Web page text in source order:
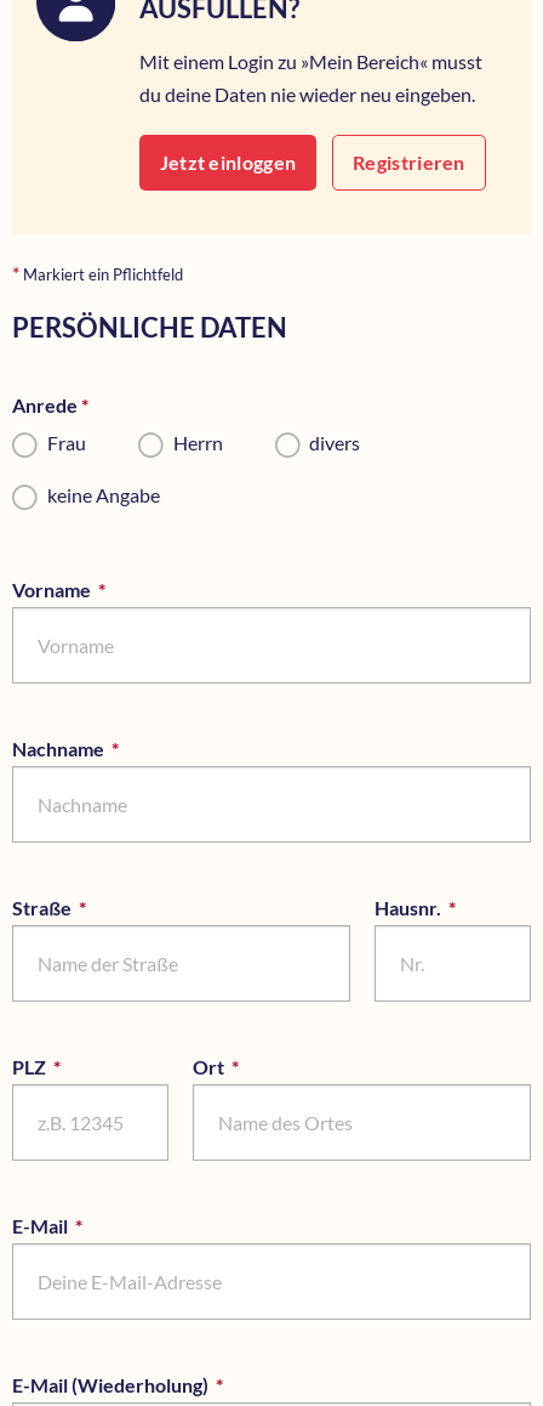
AUSFÜLLEN?
Mit einem Login zu »Mein Bereich« musst
du deine Daten nie wieder neu eingeben.
Jetzt einloggen Registrieren
* Markiert ein Pflichtfeld
PERSÖNLICHE DATEN
Anrede *
Frau
Herrn divers
keine Angabe
Vorname *
Nachname *
Straße * Hausnr. *
PLZ * Ort*
E-Mail *
E-Mail (Wiederholung) *